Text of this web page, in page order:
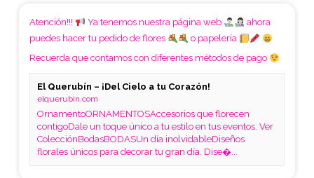
Atención!!! Ya tenemos nuestra página web
ahora
puedes hacer tu pedido de flores
o papelería
Recuerda que contamos con diferentes métodos de pago
El Querubín – ¡Del Cielo a tu Corazón!
elquerubin.com
OrnamentoORNAMENTOSAccesorios que florecen
contigoDale un toque único a tu estilo en tus eventos. Ver
ColecciónBodasBODASUn día inolvidableDiseños
florales únicos para decorar tu gran día. Dise�...